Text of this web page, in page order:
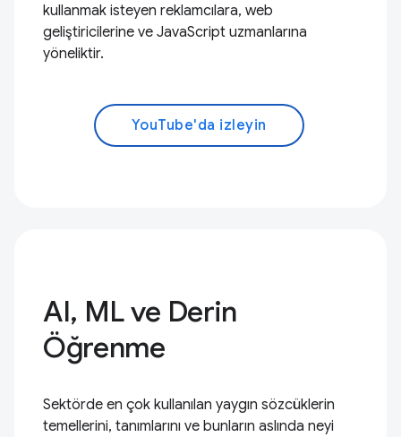
kullanmak isteyen reklamcılara, web
geliştiricilerine ve JavaScript uzmanlarına
yöneliktir.
YouTube'da izleyin
AI, ML ve Derin
Öğrenme
Sektörde en çok kullanılan yaygın sözcüklerin
temellerini, tanımlarını ve bunların aslında neyi